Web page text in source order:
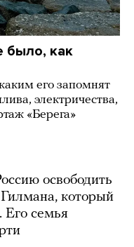
было, как
его запомнят
электричества,
«Берега»
освободить
который
Его семья